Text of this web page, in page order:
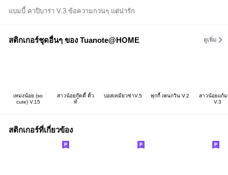
แบมบี้ คาปิบาร่า V.3 ข้อความกวนๆ แต่น่ารัก
สติกเกอร์ชุดอื่นๆ ของ Tuanote@HOME ดูเพิ่ม
เหม่งน้อย (so
cute) V.15
สาวน้อยกู๊ดดี้ คิ้ว
ท์
บอสเหมียวซ่าV.5 พุกกี้ เพนกวิน V.2
สาวน้อยแก้ม
V.3
สติกเกอร์ที่เกี่ยวข้อง